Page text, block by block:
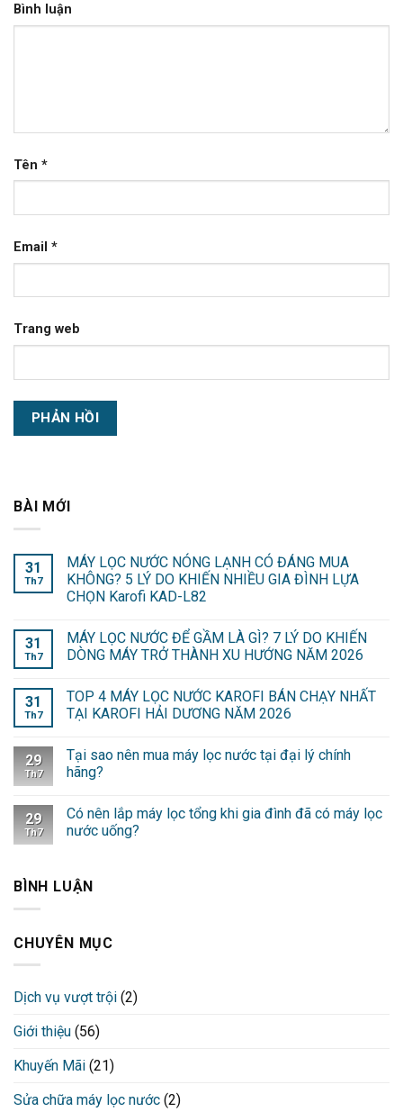
Bình luận
Tên *
Email *
Trang web
BÀI MỚI
31
Th7
MÁY LỌC NƯỚC NÓNG LẠNH CÓ ĐÁNG MUA
KHÔNG? 5 LÝ DO KHIẾN NHIỀU GIA ĐÌNH LỰA
CHỌN Karofi KAD-L82
31
Th7
MÁY LỌC NƯỚC ĐỂ GẦM LÀ GÌ? 7 LÝ DO KHIẾN
DÒNG MÁY TRỞ THÀNH XU HƯỚNG NĂM 2026
31
Th7
TOP 4 MÁY LỌC NƯỚC KAROFI BÁN CHẠY NHẤT
TẠI KAROFI HẢI DƯƠNG NĂM 2026
29
Th7
Tại sao nên mua máy lọc nước tại đại lý chính
hãng?
29
Th7
Có nên lắp máy lọc tổng khi gia đình đã có máy lọc
nước uống?
BÌNH LUẬN
CHUYÊN MỤC
Dịch vụ vượt trội (2)
Giới thiệu (56)
Khuyến Mãi (21)
Sửa chữa máy lọc nước (2)